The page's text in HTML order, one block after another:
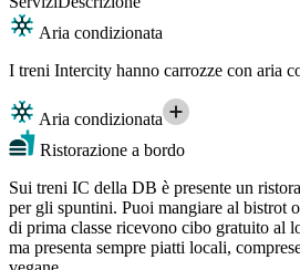
Aria condizionata
I treni Intercity hanno carrozze con aria
Aria condizionata
Ristorazione a bordo
Sui treni IC della DB è presente un
per gli spuntini. Puoi mangiare al bistrot
di prima classe ricevono cibo gratuito al
ma presenta sempre piatti locali,